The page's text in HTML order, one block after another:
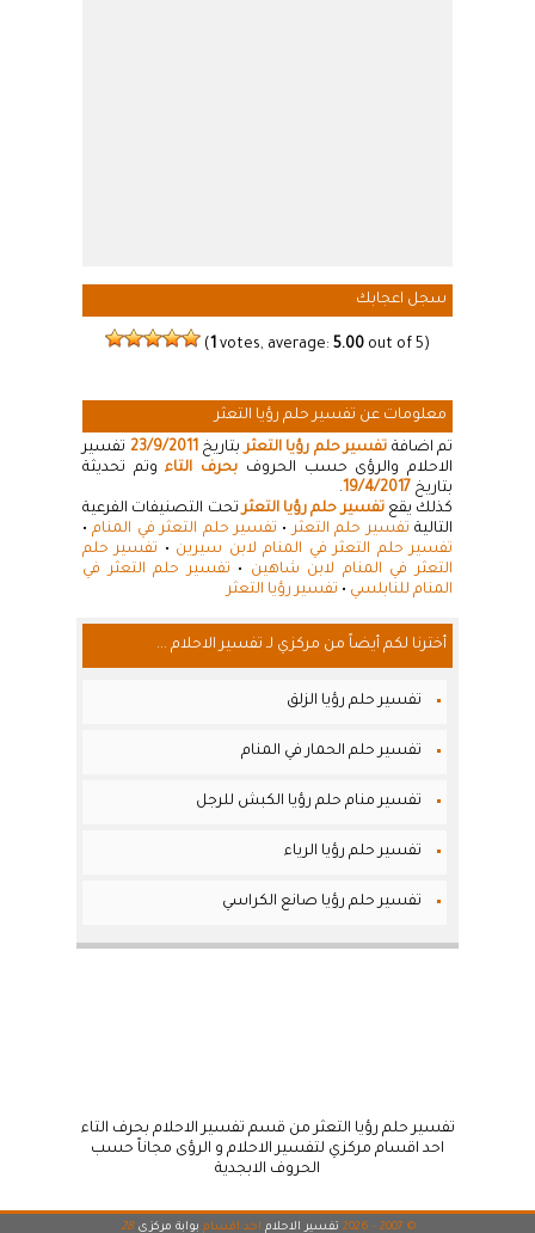
سجل اعجابك
( 1 votes, average: 5.00 out of 5)
معلومات عن تفسير حلم رؤيا التعثر
تم اضافة تفسير حلم رؤيا التعثربتاريخ23/9/2011 تفسير
الاحلام والرؤى حسب الحروف بحرف التاءوتم تحديثة
بتاريخ 19/4/2017
.
كذلك يقعتفسير حلم رؤيا التعثرتحت التصنيفات الفرعية
التالية تفسير حلم التعثر• تفسير حلم التعثر في المنام•
تفسير حلم التعثر في المنام لابن سيرين • تفسير حلم
التعثر في المنام لابن شاهين • تفسير حلم التعثر في
المنام للنابلسي • تفسير رؤيا التعثر
أخترنا لكم أيضاً من مركزي لـ تفسير الاحلام ...
تفسير حلم رؤيا الزلق
تفسير حلم الحمار في المنام
تفسير منام حلم رؤيا الكبش للرجل
تفسير حلم رؤيا الرياء
تفسير حلم رؤيا صانع الكراسي
تفسير حلم رؤيا التعثر من قسم تفسير الاحلام بحرف التاء
احد اقسام مركزي لتفسير الاحلام و الرؤى مجاناً حسب
الحروف الابجدية
© 2007 - 2026 تفسير الاحلام احد اقسام بوابة مركزي 28